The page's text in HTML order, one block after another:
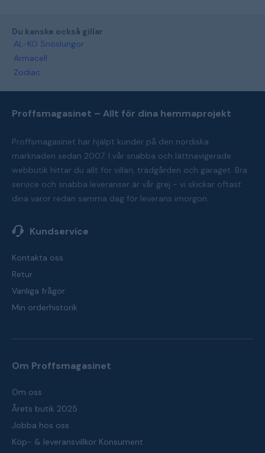
Du kanske också gillar
AL-KO Snöslungor
Armacell
Zodiac
Proffsmagasinet – Allt för dina hemmaprojekt
Proffsmagasinet har hjälpt kunder på den nordiska
marknaden sedan 2007. I vår snabba och lättnavigerade
webbutik hittar du allt för villan, trädgården och garaget. Bra
service och snabba leveranser är vår grej - vi skickar oftast
dina varor redan samma dag för leverans imorgon.
Kundservice
Kontakta oss
Retur
Vanliga frågor
Min orderhistorik
Om Proffsmagasinet
Om oss
Årets butik 2025
Jobba hos oss
Köp- & leveransvillkor Konsument